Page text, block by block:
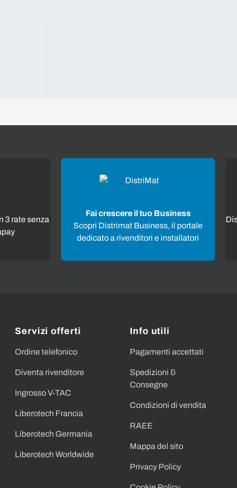
3 rate senza
Fai crescere il tuo Business
Scopri Distrimat Business, il portale
dedicato a rivenditori e installatori
Servizi offerti
Ordine telefonico
Diventa rivenditore
Ingrosso V-TAC
Liberotech Francia
Liberotech Germania
Liberotech Worldwide
Info utili
Pagamenti accettati
Spedizioni &
Consegne
Condizioni di vendita
RAEE
Mappa del sito
Privacy Policy